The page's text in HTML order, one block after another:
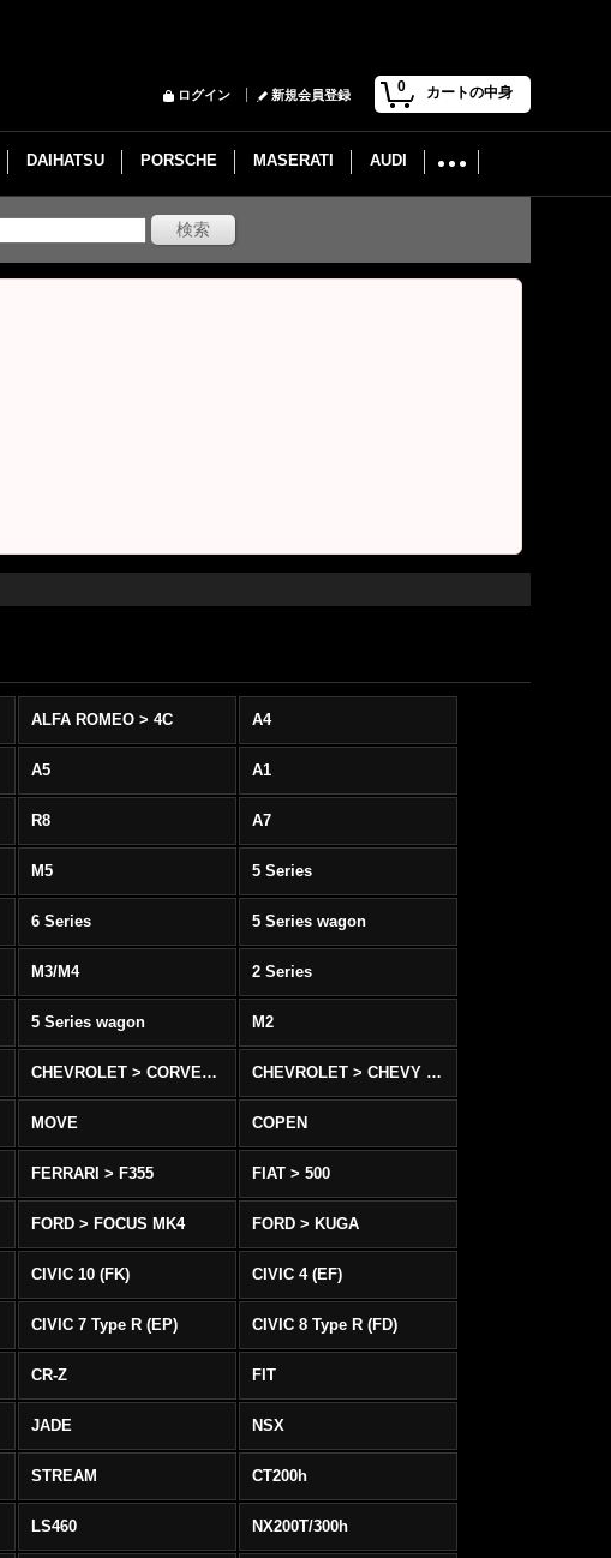
0 カートの中身
ログイン 新規会員登録
DAIHATSU PORSCHE MASERATI AUDI
ALFA ROMEO > 4C A4
A5 A1
R8 A7
M5 5 Series
6 Series 5 Series wagon
M3/M4 2 Series
5 Series wagon M2
CHEVROLET > CORVETTE C5/C6 CHEVROLET > CHEVY SS
MOVE COPEN
FERRARI > F355 FIAT > 500
FORD > FOCUS MK4 FORD > KUGA
CIVIC 10 (FK) CIVIC 4 (EF)
CIVIC 7 Type R (EP) CIVIC 8 Type R (FD)
CR-Z FIT
JADE NSX
STREAM CT200h
LS460 NX200T/300h